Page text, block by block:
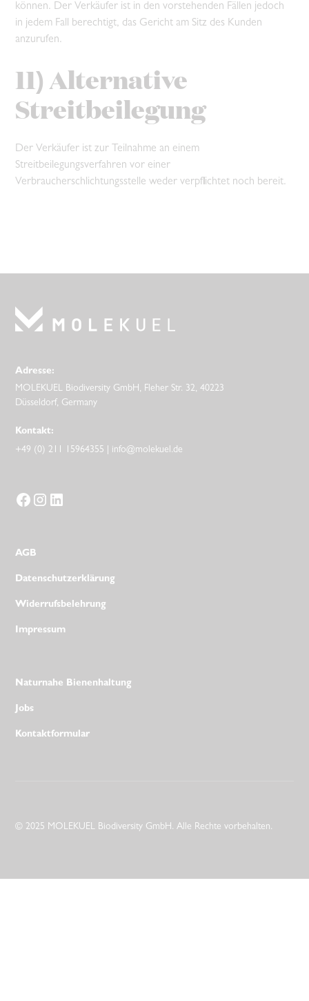
können. Der Verkäufer ist in den vorstehenden Fällen jedoch
in jedem Fall berechtigt, das Gericht am Sitz des Kunden
anzurufen.
11) Alternative
Streitbeilegung
Der Verkäufer ist zur Teilnahme an einem
Streitbeilegungsverfahren vor einer
Verbraucherschlichtungsstelle weder verpflichtet noch bereit.
Adresse:
MOLEKUEL Biodiversity GmbH, Fleher Str. 32, 40223
Düsseldorf, Germany
Kontakt:
+49 (0) 211 15964355 | info@molekuel.de
AGB
Datenschutzerklärung
Widerrufsbelehrung
Impressum
Naturnahe Bienenhaltung
Jobs
Kontaktformular
© 2025 MOLEKUEL Biodiversity GmbH. Alle Rechte vorbehalten.